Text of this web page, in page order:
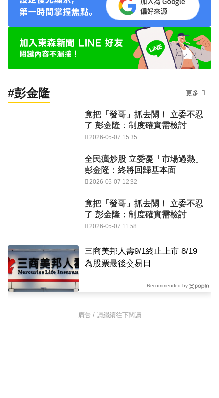
#彭金隆 更多
竟把「發哥」抓去關！ 立委不忍
了 彭金隆：制度確實需檢討
2026-05-07 15:35
全民瘋炒股 立委憂「市場過熱」
彭金隆：終將回歸基本面
2026-05-07 12:32
竟把「發哥」抓去關！ 立委不忍
了 彭金隆：制度確實需檢討
2026-05-07 11:58
三商美邦人壽9/1終止上市 8/19
為股票最後交易日
Recommended by
廣告 / 請繼續往下閱讀